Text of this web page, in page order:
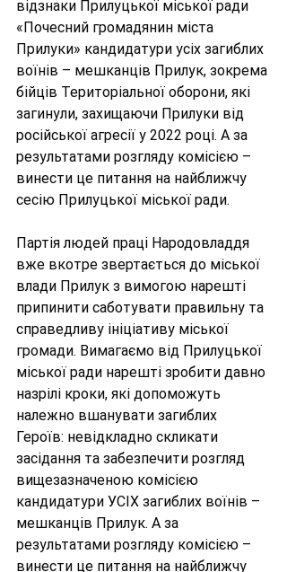
відзнаки Прилуцької міської ради
«Почесний громадянин міста
Прилуки» кандидатури усіх загиблих
воїнів – мешканців Прилук, зокрема
бійців Територіальної оборони, які
загинули, захищаючи Прилуки від
російської агресії у 2022 році. А за
результатами розгляду комісією –
винести це питання на найближчу
сесію Прилуцької міської ради.
Партія людей праці Народовладдя
вже вкотре звертається до міської
влади Прилук з вимогою нарешті
припинити саботувати правильну та
справедливу ініціативу міської
громади. Вимагаємо від Прилуцької
міської ради нарешті зробити давно
назрілі кроки, які допоможуть
належно вшанувати загиблих
Героїв: невідкладно скликати
засідання та забезпечити розгляд
вищезазначеною комісією
кандидатури УСІХ загиблих воїнів –
мешканців Прилук. А за
результатами розгляду комісією –
винести це питання на найближчу